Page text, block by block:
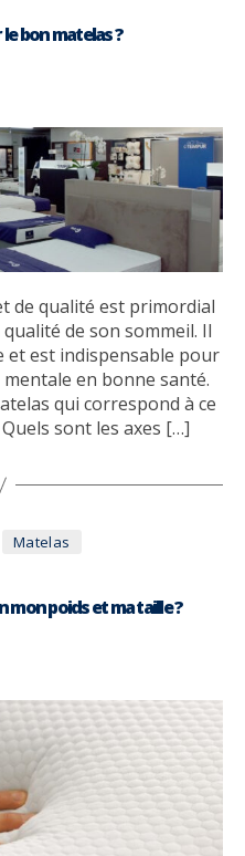
bon matelas ?
de qualité est primordial
de son sommeil. Il
est indispensable pour
en bonne santé.
qui correspond à ce
sont les axes […]
Catégories
Matelas
mon poids et ma taille ?